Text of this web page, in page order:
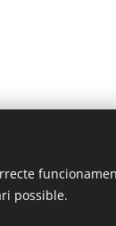
Drets
Privadesa
possible.